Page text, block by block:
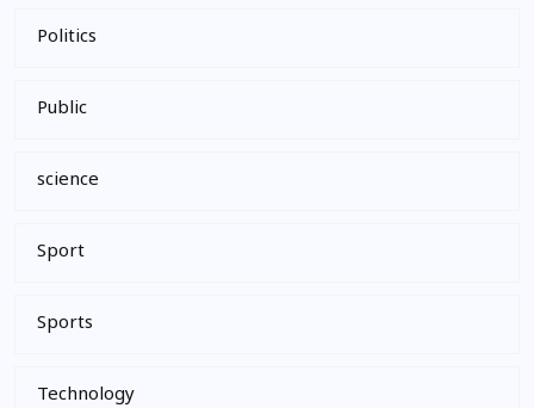
Politics
Public
science
Sport
Sports
Technology